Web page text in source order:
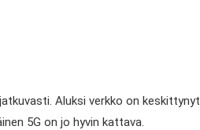
Aluksi verkko on
5G on jo hyvin kattava.